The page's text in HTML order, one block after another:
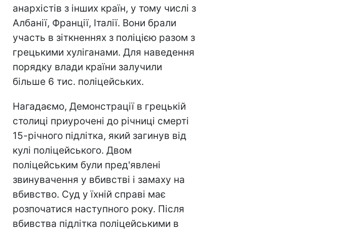
анархістів з інших країн, у тому числі з
Албанії, Франції, Італії. Вони брали
участь в зіткненнях з поліцією разом з
грецькими хуліганами. Для наведення
порядку влади країни залучили
більше 6 тис. поліцейських.
Нагадаємо, Демонстрації в грецькій
столиці приурочені до річниці смерті
15-річного підлітка, який загинув від
кулі поліцейського. Двом
поліцейським були пред'явлені
звинувачення у вбивстві і замаху на
вбивство. Суд у їхній справі має
розпочатися наступного року. Після
вбивства підлітка поліцейськими в